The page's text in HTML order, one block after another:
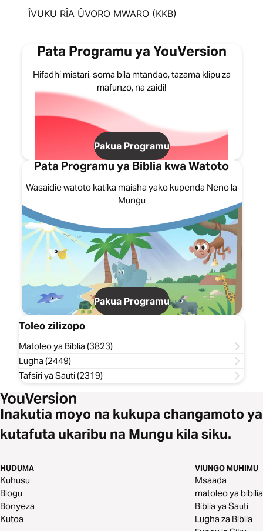
ÎVUKU RÎA ÛVORO MWARO (KKB)
Pata Programu ya YouVersion
Hifadhi mistari, soma bila mtandao, tazama klipu za
mafunzo, na zaidi!
Pakua Programu
Pata Programu ya Biblia kwa Watoto
Wasaidie watoto katika maisha yako kupenda Neno la
Mungu
Pakua Programu
Toleo zilizopo
Matoleo ya Biblia (3823)
Lugha (2449)
Tafsiri ya Sauti (2319)
Inakutia moyo na kukupa changamoto ya
kutafuta ukaribu na Mungu kila siku.
HUDUMA
Kuhusu
Blogu
Bonyeza
Kutoa
VIUNGO MUHIMU
Msaada
matoleo ya bibilia
Biblia ya Sauti
Lugha za Biblia